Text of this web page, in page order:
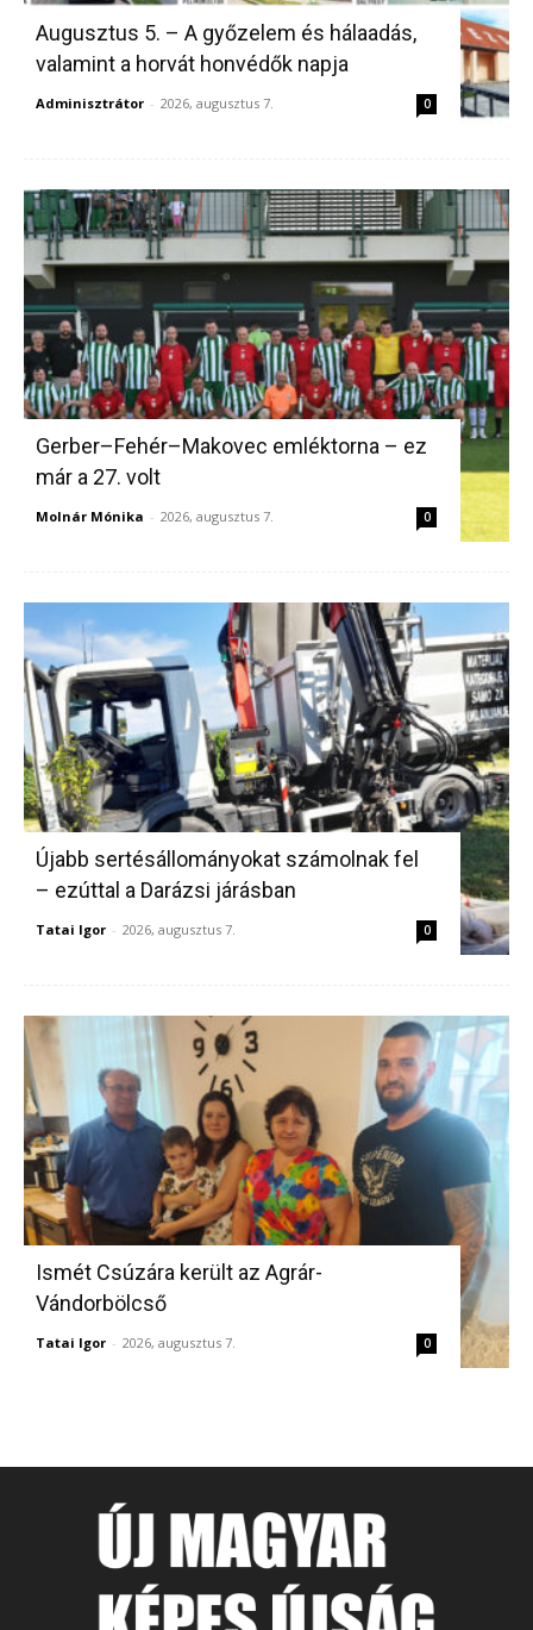
Augusztus 5. – A győzelem és hálaadás,
valamint a horvát honvédők napja
Adminisztrátor - 2026, augusztus 7. 0
Gerber–Fehér–Makovec emléktorna – ez
már a 27. volt
Molnár Mónika - 2026, augusztus 7. 0
Újabb sertésállományokat számolnak fel
– ezúttal a Darázsi járásban
Tatai Igor - 2026, augusztus 7. 0
Ismét Csúzára került az Agrár-
Vándorbölcső
Tatai Igor - 2026, augusztus 7. 0